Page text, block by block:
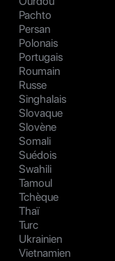
Pachto
Persan
Polonais
Portugais
Roumain
Russe
Singhalais
Slovaque
Slovène
Somali
Suédois
Swahili
Tamoul
Tchèque
Thaï
Turc
Ukrainien
Vietnamien